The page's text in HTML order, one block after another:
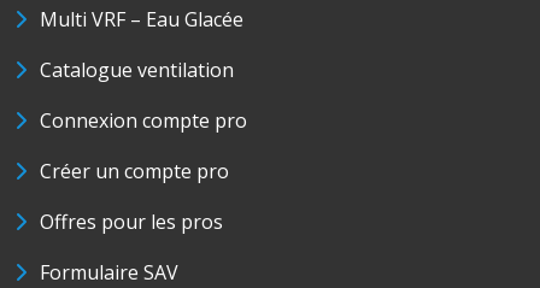
Multi VRF – Eau Glacée
Catalogue ventilation
Connexion compte pro
Créer un compte pro
Offres pour les pros
Formulaire SAV